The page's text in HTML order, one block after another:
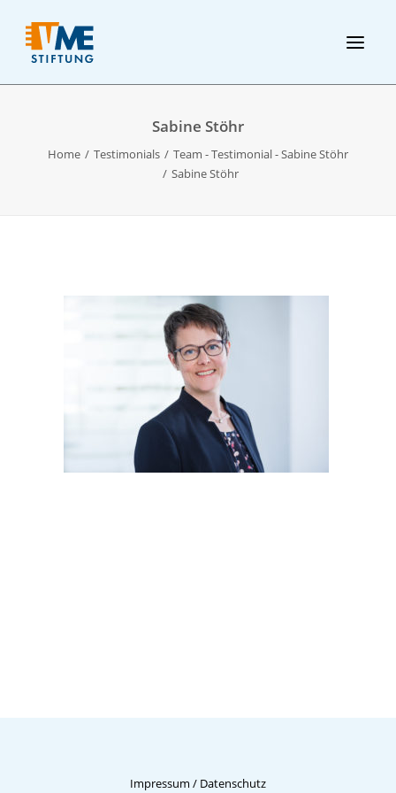
Sabine Stöhr
Home Testimonials
Team - Testimonial - Sabine Stöhr
Sabine Stöhr
Impressum / Datenschutz